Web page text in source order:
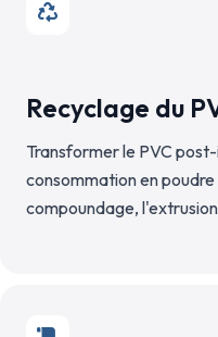
Recyclage du
Transformer le PVC
consommation en
compoundage,